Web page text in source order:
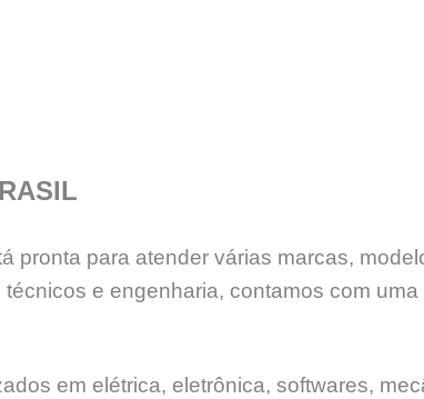
pronta para atender várias marcas,
e engenharia, contamos com
em elétrica, eletrônica, softwares,